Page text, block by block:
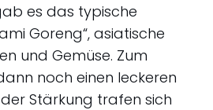
es das typische
Goreng“, asiatische
und Gemüse. Zum
noch einen leckeren
Stärkung trafen sich